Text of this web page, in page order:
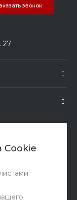
Cookie
звонок
27